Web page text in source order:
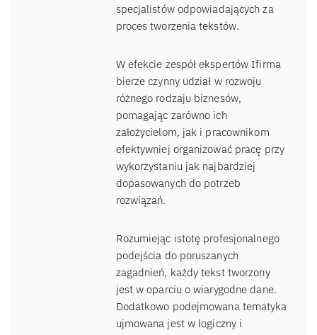
specjalistów odpowiadających za
proces tworzenia tekstów.
W efekcie zespół ekspertów Ifirma
bierze czynny udział w rozwoju
różnego rodzaju biznesów,
pomagając zarówno ich
założycielom, jak i pracownikom
efektywniej organizować pracę przy
wykorzystaniu jak najbardziej
dopasowanych do potrzeb
rozwiązań.
Rozumiejąc istotę profesjonalnego
podejścia do poruszanych
zagadnień, każdy tekst tworzony
jest w oparciu o wiarygodne dane.
Dodatkowo podejmowana tematyka
ujmowana jest w logiczny i